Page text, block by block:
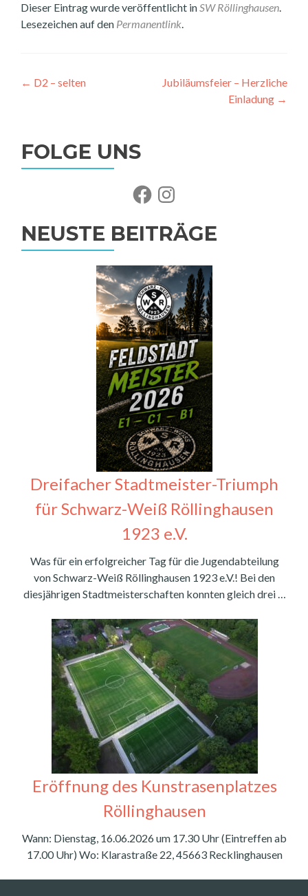
Dieser Eintrag wurde veröffentlicht inSW Röllinghausen.
Lesezeichen auf den Permanentlink.
Beitragsnavigation
← D2 – selten
Jubiläumsfeier – Herzliche
Einladung →
FOLGE UNS
FacebookInstagram
NEUSTE BEITRÄGE
Dreifacher Stadtmeister-Triumph
für Schwarz-Weiß Röllinghausen
1923 e.V.
Was für ein erfolgreicher Tag für die Jugendabteilung
von Schwarz-Weiß Röllinghausen 1923 e.V.! Bei den
diesjährigen Stadtmeisterschaften konnten gleich drei …
Eröffnung des Kunstrasenplatzes
Röllinghausen
Wann: Dienstag, 16.06.2026 um 17.30 Uhr (Eintreffen ab
17.00 Uhr) Wo: Klarastraße 22, 45663 Recklinghausen